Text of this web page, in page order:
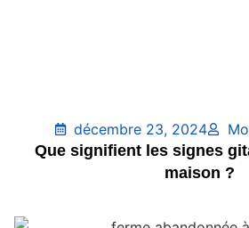
décembre 23, 2024
Que signifient les signes
maison ?